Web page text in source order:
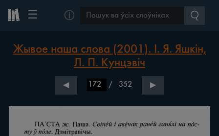
☰ ⓘ
Жывое наша слова (2001). І. Я. Яшкін,
Л. П. Кунцэвіч
◀ / 352 ▶